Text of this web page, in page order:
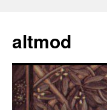
springen
altmod